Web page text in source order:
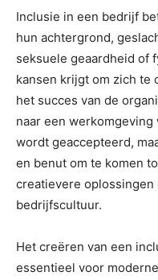
Inclusie in een bedrijf
hun achtergrond,
seksuele geaardheid of
kansen krijgt om zich te
het succes van de
naar een
wordt geaccepteerd,
en benut om te komen
creatievere
bedrijfscultuur.
Het creëren van een
essentieel voor